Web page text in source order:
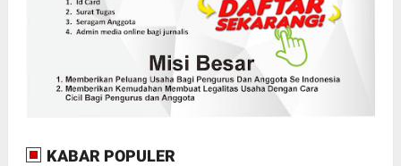
KABAR POPULER